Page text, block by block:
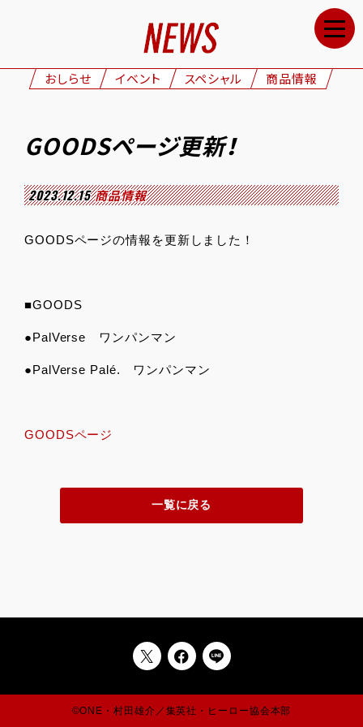
NEWS
STAFF&CAST
CHARACTERS
ONAIR
おしらせ イベント スペシャル 商品情報
GOODSページ更新！
2023.12.15 商品情報
GOODSページの情報を更新しました！
■GOODS
●PalVerse ワンパンマン
●PalVerse Palé. ワンパンマン
GOODSページ
一覧に戻る
©ONE・村田雄介／集英社・ヒーロー協会本部